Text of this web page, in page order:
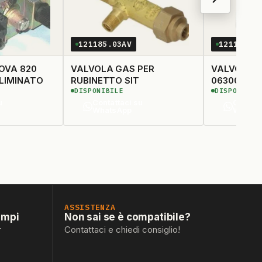
820
ELIMINATO
121185.03AV
VALVOLA GAS PER
RUBINETTO SIT
DISPONIBILE
VALVOLA
0630001-
ASSISTENZA
Non sai se è compatibile?
Contattaci e chiedi consiglio!